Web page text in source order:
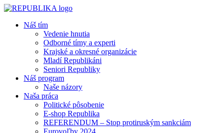
Náš tím
Vedenie hnutia
Odborné tímy a experti
Krajské a okresné organizácie
Mladí Republikáni
Seniori Republiky
Náš program
Naše názory
Naša práca
Politické pôsobenie
E-shop Republika
REFERENDUM – Stop protiruským sankciám
Eurovoľby 2024